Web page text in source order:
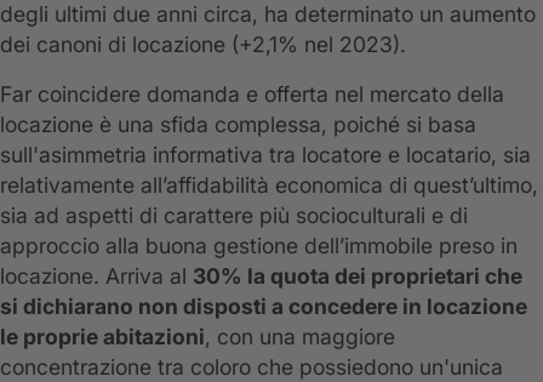
degli ultimi due anni circa, ha determinato un aumento
dei canoni di locazione (+2,1% nel 2023).
Far coincidere domanda e offerta nel mercato della
locazione è una sfida complessa, poiché si basa
sull'asimmetria informativa tra locatore e locatario, sia
relativamente all’affidabilità economica di quest’ultimo,
sia ad aspetti di carattere più socioculturali e di
approccio alla buona gestione dell’immobile preso in
locazione. Arriva al 30% la quota dei proprietari che
si dichiarano non disposti a concedere in locazione
le proprie abitazioni, con una maggiore
concentrazione tra coloro che possiedono un'unica